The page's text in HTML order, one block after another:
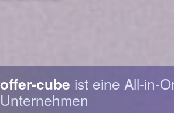
offer-cube ist eine All-in-
Unternehmen